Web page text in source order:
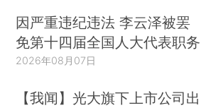
因严重违纪违法 李云泽被罢
免第十四届全国人大代表职务
2026年08月07日
【我闻】光大旗下上市公司出